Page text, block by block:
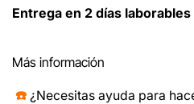
Entrega en 2 días laborables
Más información
☎️ ¿Necesitas ayuda para